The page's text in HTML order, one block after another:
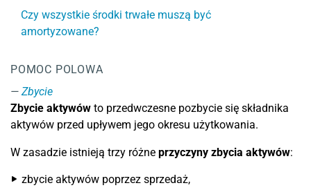
Czy wszystkie środki trwałe muszą być
amortyzowane?
POMOC POLOWA
Zbycie
Zbycie aktywów to przedwczesne pozbycie się składnika
aktywów przed upływem jego okresu użytkowania.
W zasadzie istnieją trzy różne przyczyny zbycia aktywów:
zbycie aktywów poprzez sprzedaż,